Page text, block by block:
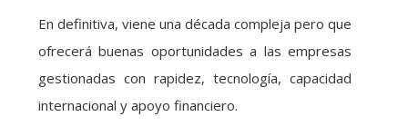
En definitiva, viene una década compleja pero que
ofrecerá buenas oportunidades a las empresas
gestionadas con rapidez, tecnología, capacidad
internacional y apoyo financiero.